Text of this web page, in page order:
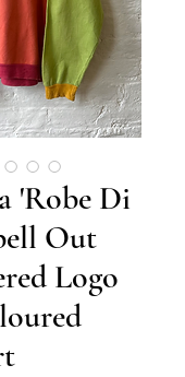
'Robe Di
Out
Logo